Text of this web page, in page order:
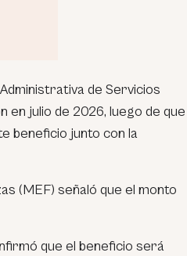
de Servicios
en julio de 2026, luego de que
beneficio junto con la
(MEF) señaló que el monto
que el beneficio será